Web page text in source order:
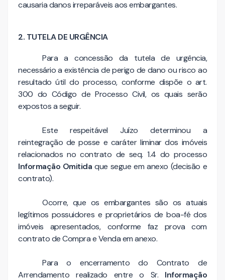
causaria danos irreparáveis aos embargantes.
2. TUTELA DE URGÊNCIA
Para a concessão da tutela de urgência,
necessário a existência de perigo de dano ou risco ao
resultado útil do processo, conforme dispõe o art.
300 do Código de Processo Civil, os quais serão
expostos a seguir.
Este respeitável Juízo determinou a
reintegração de posse e caráter liminar dos imóveis
relacionados no contrato de seq. 1.4 do processo
Informação Omitida que segue em anexo (decisão e
contrato).
Ocorre, que os embargantes são os atuais
legítimos possuidores e proprietários de boa-fé dos
imóveis apresentados, conforme faz prova com
contrato de Compra e Venda em anexo.
Para o encerramento do Contrato de
Arrendamento realizado entre o Sr. Informação